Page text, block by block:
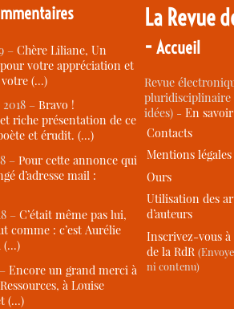
–Chère Liliane, Un
votre appréciation et
(…)
2018 –Bravo !
riche présentation de ce
et érudit. (…)
–Pour cette annonce qui
d’adresse mail :
–C’était même pas lui,
comme : c’est Aurélie
(…)
–Encore un grand merci à
à Louise
(…)
La Revue
-Accueil
Revue
idées) -En
Contacts
Mentions légales
Ours
Utilisation des
d’auteurs
Inscrivez-vous
de la RdR
ni contenu)